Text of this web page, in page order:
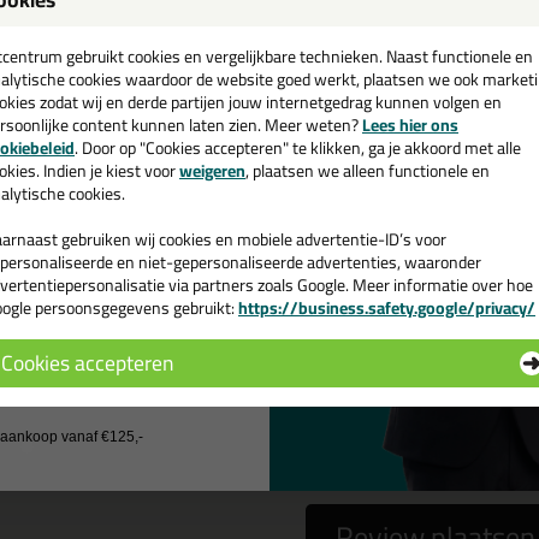
gebruiken het e-mailadres alleen om contact op te nemen bij vragen)
nee
gebruikt cookies en vergelijkbare technieken. Naast functionele en
cookies waardoor de website goed werkt, plaatsen we ook
zodat wij en derde partijen jouw internetgedrag kunnen volgen en
content kunnen laten zien. Meer weten?Lees hier ons
. Door op "Cookies accepteren" te klikken, ga je akkoord met alle
Indien je kiest voorweigeren, plaatsen we alleen functionele en
cookies.
gebruiken wij cookies en mobiele advertentie-ID’s voor
en niet-gepersonaliseerde advertenties, waaronder
via partners zoals Google. Meer informatie over hoe
persoonsgegevens gebruikt:https://business.safety.google/privacy/
Cookies accepteren
💚
en ontvang een
€35,-bij je eerste bestelling!
de actiecode ›
geen cadeau
vanaf €125,-